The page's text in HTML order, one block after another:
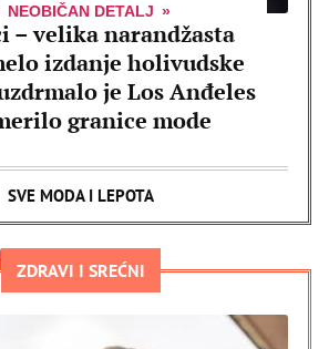
NEOBIČAN DETALJ
– velika narandžasta
izdanje holivudske
je Los Anđeles
granice mode
SVE MODA I LEPOTA
ZDRAVI I SREĆNI